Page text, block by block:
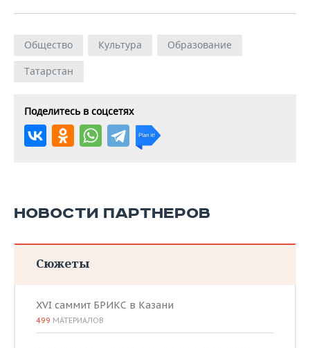
Общество Культура
Образование
Татарстан
Поделитесь в соцсетях
НОВОСТИ ПАРТНЕРОВ
Сюжеты
XVI саммит БРИКС в Казани
499 МАТЕРИАЛОВ